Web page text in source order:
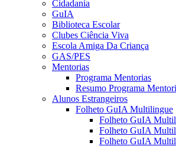
Cidadania
GuIA
Biblioteca Escolar
Clubes Ciência Viva
Escola Amiga Da Criança
GAS/PES
Mentorias
Programa Mentorias
Resumo Programa
Alunos Estrangeiros
Folheto GuIA Multilingue
Folheto GuIA
Folheto GuIA
Folheto GuIA